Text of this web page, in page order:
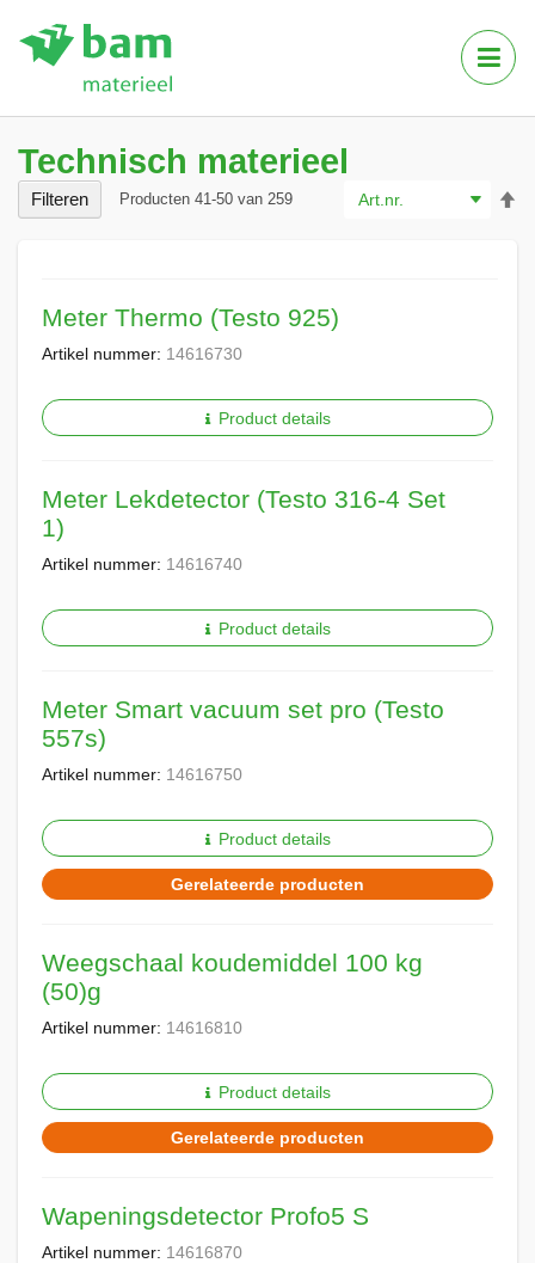
Nav
Technisch materieel
Producten 41-50 van 259
Meter Thermo (Testo 925)
Artikel nummer: 14616730
Product details
Meter Lekdetector (Testo 316-4 Set
1)
Artikel nummer: 14616740
Product details
Meter Smart vacuum set pro (Testo
557s)
Artikel nummer: 14616750
Product details
Gerelateerde producten
Weegschaal koudemiddel 100 kg
(50)g
Artikel nummer: 14616810
Product details
Gerelateerde producten
Wapeningsdetector Profo5 S
Artikel nummer: 14616870
Filteren